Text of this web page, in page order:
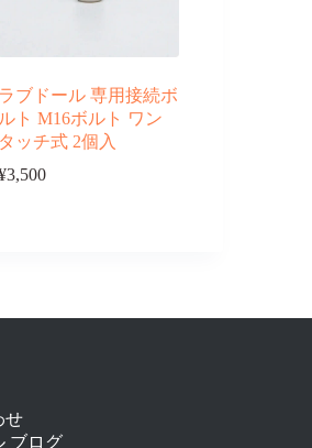
ラブドール 専用接続ボ
ルト M16ボルト ワン
タッチ式 2個入
3,500
せ
ブログ